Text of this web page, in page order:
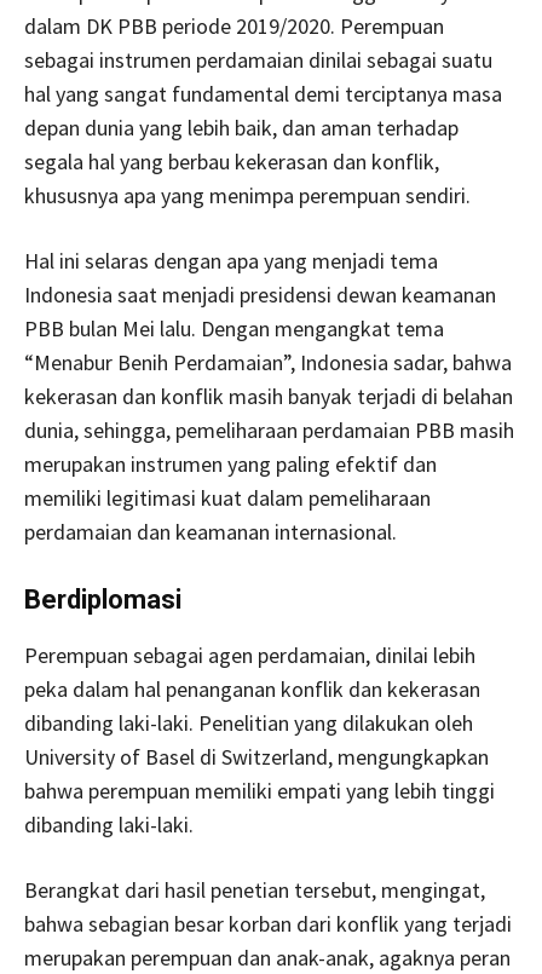
dalam DK PBB periode 2019/2020. Perempuan
sebagai instrumen perdamaian dinilai sebagai suatu
hal yang sangat fundamental demi terciptanya masa
depan dunia yang lebih baik, dan aman terhadap
segala hal yang berbau kekerasan dan konflik,
khususnya apa yang menimpa perempuan sendiri.
Hal ini selaras dengan apa yang menjadi tema
Indonesia saat menjadi presidensi dewan keamanan
PBB bulan Mei lalu. Dengan mengangkat tema
“Menabur Benih Perdamaian”, Indonesia sadar, bahwa
kekerasan dan konflik masih banyak terjadi di belahan
dunia, sehingga, pemeliharaan perdamaian PBB masih
merupakan instrumen yang paling efektif dan
memiliki legitimasi kuat dalam pemeliharaan
perdamaian dan keamanan internasional.
Berdiplomasi
Perempuan sebagai agen perdamaian, dinilai lebih
peka dalam hal penanganan konflik dan kekerasan
dibanding laki-laki. Penelitian yang dilakukan oleh
University of Basel di Switzerland, mengungkapkan
bahwa perempuan memiliki empati yang lebih tinggi
dibanding laki-laki.
Berangkat dari hasil penetian tersebut, mengingat,
bahwa sebagian besar korban dari konflik yang terjadi
merupakan perempuan dan anak-anak, agaknya peran